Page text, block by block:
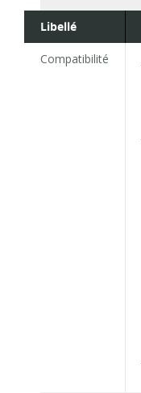
Libellé
Compatibilité